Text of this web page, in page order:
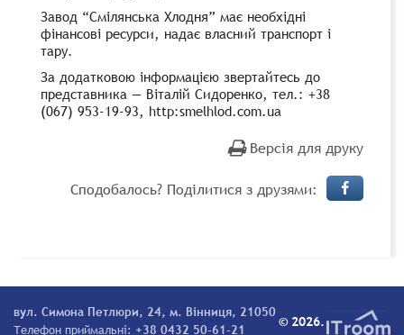
Завод “Смілянська Хлодня” має необхідні
фінансові ресурси, надає власний транспорт і
тару.
За додатковою інформацією звертайтесь до
представника — Віталій Сидоренко, тел.: +38
(067) 953-19-93, http:smelhlod.com.ua
Версія для друку
Сподобалось? Поділитися з друзями:
вул. Симона Петлюри, 24, м. Вінниця, 21050
Телефон приймальні: +38 0432 50-61-21 © 2026.